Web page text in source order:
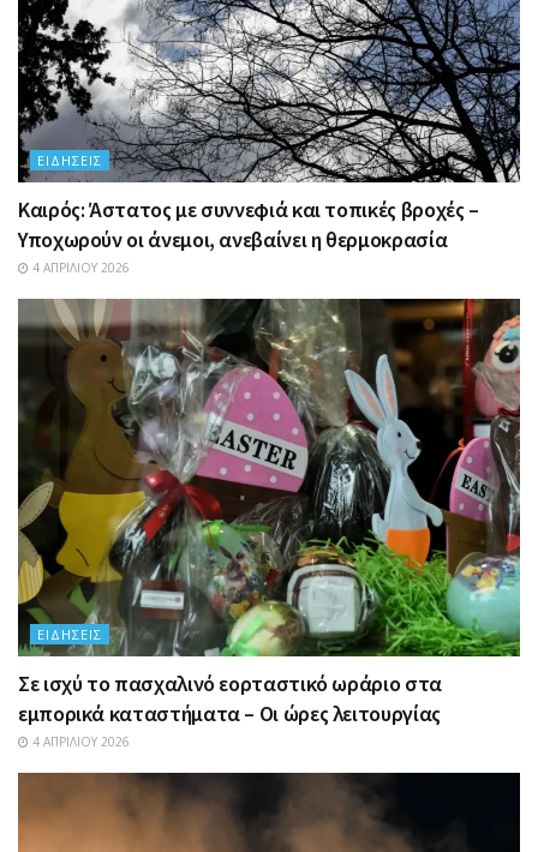
ΕΙΔΉΣΕΙΣ
Καιρός: Άστατος με συννεφιά και τοπικές βροχές –
Υποχωρούν οι άνεμοι, ανεβαίνει η θερμοκρασία
4 ΑΠΡΙΛΊΟΥ 2026
ΕΙΔΉΣΕΙΣ
Σε ισχύ το πασχαλινό εορταστικό ωράριο στα
εμπορικά καταστήματα – Οι ώρες λειτουργίας
4 ΑΠΡΙΛΊΟΥ 2026